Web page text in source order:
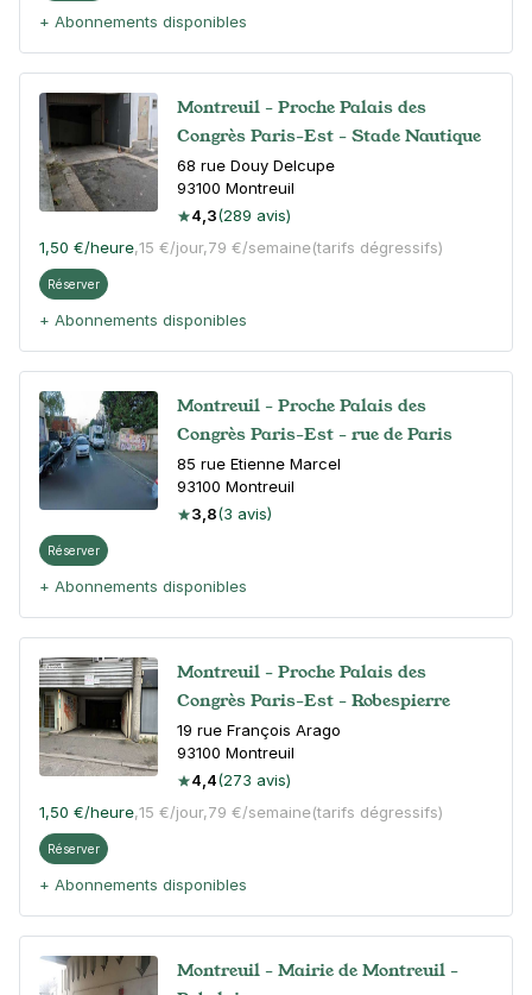
+ Abonnements disponibles
Montreuil - Proche Palais des
Congrès Paris-Est - Stade Nautique
68 rue Douy Delcupe
93100 Montreuil
4,3(289 avis)
1,50 €/heure,15 €/jour,79 €/semaine(tarifs dégressifs)
Réserver
+ Abonnements disponibles
Montreuil - Proche Palais des
Congrès Paris-Est - rue de Paris
85 rue Etienne Marcel
93100 Montreuil
3,8(3 avis)
Réserver
+ Abonnements disponibles
Montreuil - Proche Palais des
Congrès Paris-Est - Robespierre
19 rue François Arago
93100 Montreuil
4,4(273 avis)
1,50 €/heure,15 €/jour,79 €/semaine(tarifs dégressifs)
Réserver
+ Abonnements disponibles
Montreuil - Mairie de Montreuil -